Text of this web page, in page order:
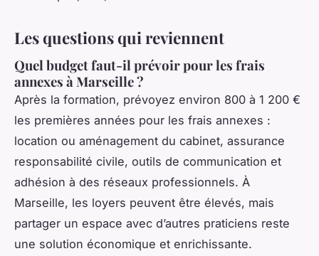
Les questions qui reviennent
Quel budget faut-il prévoir pour les frais
annexes à Marseille ?
Après la formation, prévoyez environ 800 à 1 200 €
les premières années pour les frais annexes :
location ou aménagement du cabinet, assurance
responsabilité civile, outils de communication et
adhésion à des réseaux professionnels. À
Marseille, les loyers peuvent être élevés, mais
partager un espace avec d’autres praticiens reste
une solution économique et enrichissante.